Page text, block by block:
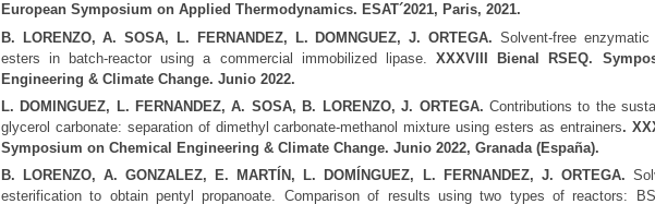
European Symposium on Applied Thermodynamics. ESAT´2021, Paris, 2021.
B. LORENZO, A. SOSA, L. FERNANDEZ, L. DOMNGUEZ, J. ORTEGA. Solvent-free
esters in batch-reactor using a commercial immobilized lipase.
XXXVIII Bienal RSEQ.
Engineering & Climate Change. Junio 2022.
L. DOMINGUEZ, L. FERNANDEZ, A. SOSA, B. LORENZO, J. ORTEGA. Contributions to the
glycerol carbonate: separation of dimethyl carbonate-methanol mixture using esters as entrainers.
Symposium on Chemical Engineering & Climate Change. Junio 2022, Granada (España).
B. LORENZO, A. GONZALEZ, E. MARTÍN, L. DOMÍNGUEZ, L. FERNANDEZ, J. ORTEGA.
esterification to obtain pentyl propanoate. Comparison of results using two types of reactors: